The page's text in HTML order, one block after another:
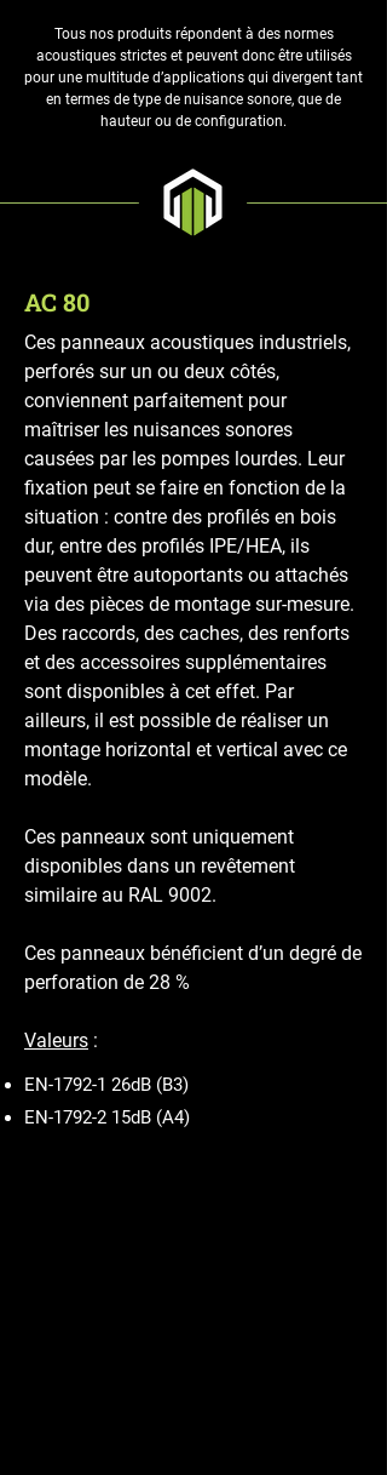
Tous nos produits répondent à des normes
acoustiques strictes et peuvent donc être utilisés
pour une multitude d’applications qui divergent tant
en termes de type de nuisance sonore, que de
hauteur ou de configuration.
AC 80
Ces panneaux acoustiques industriels,
perforés sur un ou deux côtés,
conviennent parfaitement pour
maîtriser les nuisances sonores
causées par les pompes lourdes. Leur
fixation peut se faire en fonction de la
situation : contre des profilés en bois
dur, entre des profilés IPE/HEA, ils
peuvent être autoportants ou attachés
via des pièces de montage sur-mesure.
Des raccords, des caches, des renforts
et des accessoires supplémentaires
sont disponibles à cet effet. Par
ailleurs, il est possible de réaliser un
montage horizontal et vertical avec ce
modèle.
Ces panneaux sont uniquement
disponibles dans un revêtement
similaire au RAL 9002.
Ces panneaux bénéficient d’un degré de
perforation de 28 %
Valeurs :
EN-1792-1 26dB (B3)
EN-1792-2 15dB (A4)